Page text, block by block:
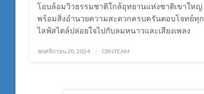
โอบล้อมวิวธรรมชาติใกล้อุทยานแห่งชาติเขาใหญ่
พร้อมสิ่งอำนวยความสะดวกครบครันตอบโจทย์ทุก
ไลฟ์สไตล์ปล่อยใจไปกับลมหนาวและเสียงเพลง
Posted
พฤศจิกายน 20, 2024 CBNTEAM